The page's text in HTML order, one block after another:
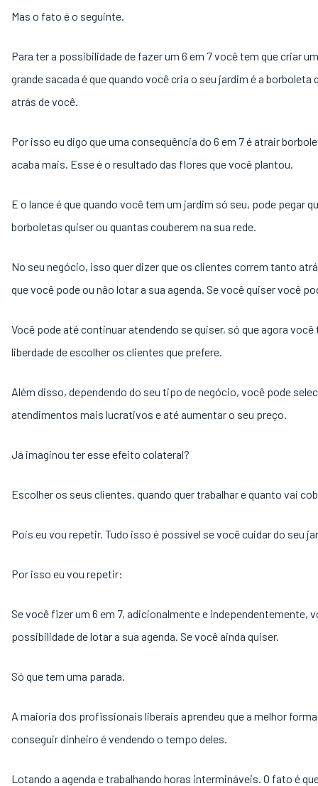
Mas o fato é o seguinte.
Para ter a possibilidade de fazer um 6 em 7 você tem que criar
grande sacada é que quando você cria o seu jardim é a borboleta
atrás de você.
Por isso eu digo que uma consequência do 6 em 7 é atrair
acaba mais. Esse é o resultado das flores que você plantou.
E o lance é que quando você tem um jardim só seu, pode pegar
borboletas quiser ou quantas couberem na sua rede.
No seu negócio, isso quer dizer que os clientes correm tanto
que você pode ou não lotar a sua agenda. Se você quiser você
Você pode até continuar atendendo se quiser, só que agora você
liberdade de escolher os clientes que prefere.
Além disso, dependendo do seu tipo de negócio, você pode
atendimentos mais lucrativos e até aumentar o seu preço.
Já imaginou ter esse efeito colateral?
Escolher os seus clientes, quando quer trabalhar e quanto vai
Pois eu vou repetir. Tudo isso é possível se você cuidar do seu
Por isso eu vou repetir:
Se você fizer um 6 em 7, adicionalmente e independentemente,
possibilidade de lotar a sua agenda. Se você ainda quiser.
Só que tem uma parada.
A maioria dos profissionais liberais aprendeu que a melhor
conseguir dinheiro é vendendo o tempo deles.
Lotando a agenda e trabalhando horas intermináveis. O fato é